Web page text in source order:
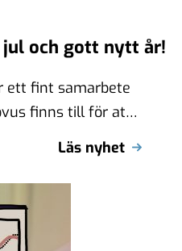
jul och gott nytt år!
ett fint samarbete
finns till för att
Läs nyhet